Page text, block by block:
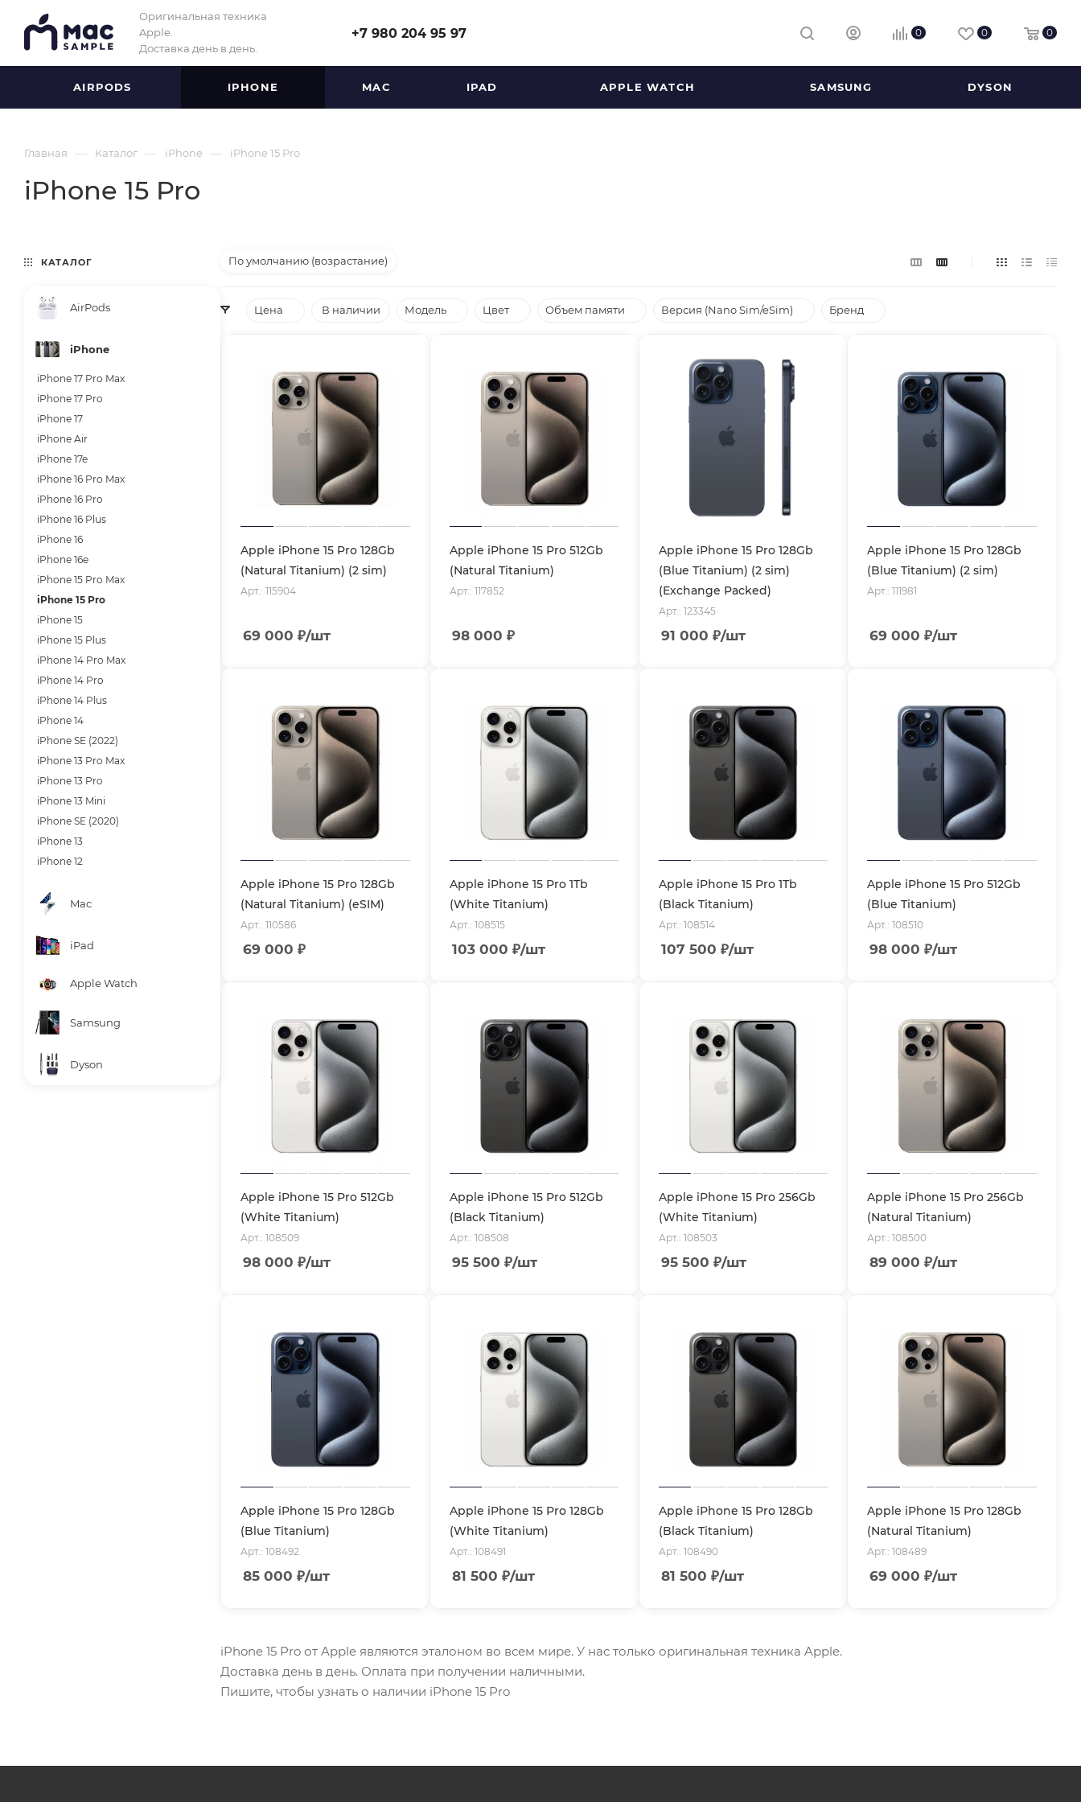
Оригинальная техника
Apple.
Доставка день в день.
+7 980 204 95 97 0 0 0
AIRPODS IPHONE MAC IPAD APPLE WATCH SAMSUNG DYSON
Главная — Каталог — iPhone — iPhone 15 Pro
iPhone 15 Pro
По умолчанию (возрастание)
Цена В наличии Модель Цвет Объем памяти Версия (Nano Sim/eSim) Бренд
Apple iPhone 15 Pro 128Gb
(Natural Titanium) (2 sim)
Арт.: 115904
69 000 ₽/шт
Apple iPhone 15 Pro 512Gb
(Natural Titanium)
Арт.: 117852
98 000 ₽
Apple iPhone 15 Pro 128Gb
(Blue Titanium) (2 sim)
(Exchange Packed)
Арт.: 123345
91 000 ₽/шт
Apple iPhone 15 Pro 128Gb
(Blue Titanium) (2 sim)
Арт.: 111981
69 000 ₽/шт
Apple iPhone 15 Pro 128Gb
(Natural Titanium) (eSIM)
Арт.: 110586
69 000 ₽
Apple iPhone 15 Pro 1Tb
(White Titanium)
Арт.: 108515
103 000 ₽/шт
Apple iPhone 15 Pro 1Tb
(Black Titanium)
Арт.: 108514
107 500 ₽/шт
Apple iPhone 15 Pro 512Gb
(Blue Titanium)
Арт.: 108510
98 000 ₽/шт
Apple iPhone 15 Pro 512Gb
(White Titanium)
Арт.: 108509
98 000 ₽/шт
Apple iPhone 15 Pro 512Gb
(Black Titanium)
Арт.: 108508
95 500 ₽/шт
Apple iPhone 15 Pro 256Gb
(White Titanium)
Арт.: 108503
95 500 ₽/шт
Apple iPhone 15 Pro 256Gb
(Natural Titanium)
Арт.: 108500
89 000 ₽/шт
Apple iPhone 15 Pro 128Gb
(Blue Titanium)
Арт.: 108492
85 000 ₽/шт
Apple iPhone 15 Pro 128Gb
(White Titanium)
Арт.: 108491
81 500 ₽/шт
Apple iPhone 15 Pro 128Gb
(Black Titanium)
Арт.: 108490
81 500 ₽/шт
Apple iPhone 15 Pro 128Gb
(Natural Titanium)
Арт.: 108489
69 000 ₽/шт
iPhone 15 Pro от Apple являются эталоном во всем мире. У нас только оригинальная техника Apple.
Доставка день в день. Оплата при получении наличными.
Пишите, чтобы узнать о наличии iPhone 15 Pro
КАТАЛОГ
AirPods
iPhone
iPhone 17 Pro Max
iPhone 17 Pro
iPhone 17
iPhone Air
iPhone 17e
iPhone 16 Pro Max
iPhone 16 Pro
iPhone 16 Plus
iPhone 16
iPhone 16e
iPhone 15 Pro Max
iPhone 15 Pro
iPhone 15
iPhone 15 Plus
iPhone 14 Pro Max
iPhone 14 Pro
iPhone 14 Plus
iPhone 14
iPhone SE (2022)
iPhone 13 Pro Max
iPhone 13 Pro
iPhone 13 Mini
iPhone SE (2020)
iPhone 13
iPhone 12
Mac
iPad
Apple Watch
Samsung
Dyson